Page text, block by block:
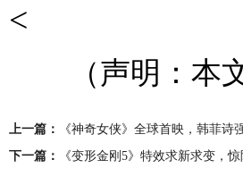
<
（声明：本文
上一篇：
《神奇女侠》全球首映，韩菲诗
下一篇：
《变形金刚5》特效求新求变，惊